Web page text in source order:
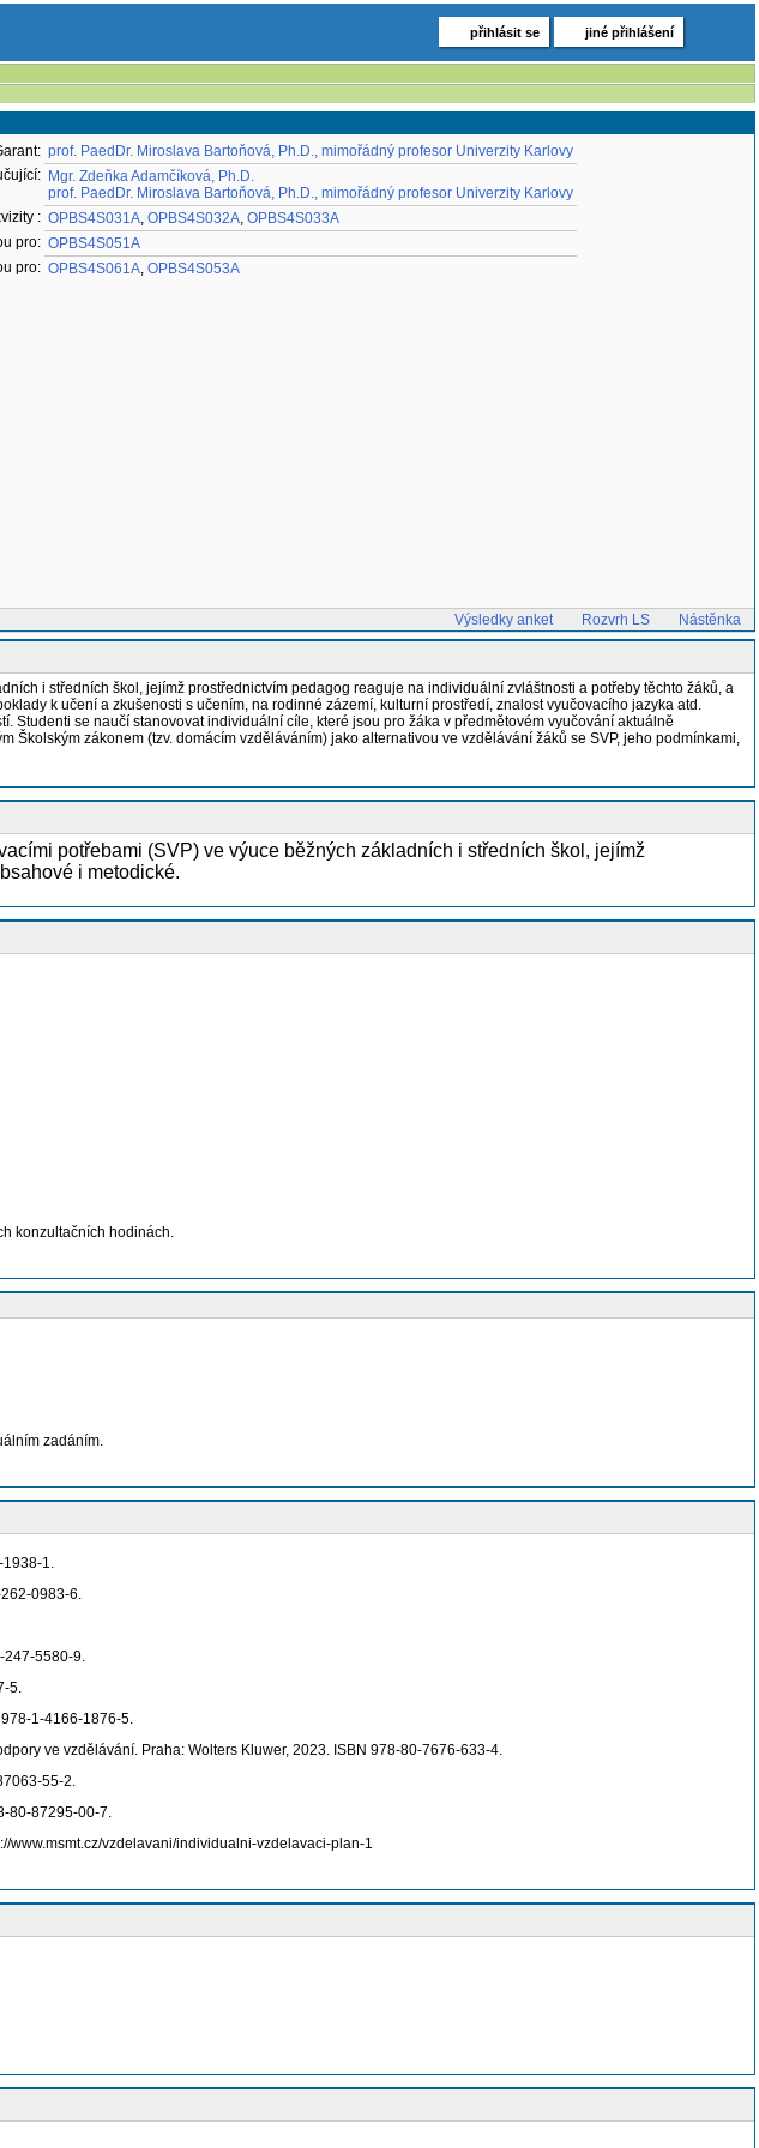
přihlásit se jiné přihlášení
prof. PaedDr. Miroslava Bartoňová, Ph.D., mimořádný profesor Univerzity Karlovy
Mgr. Zdeňka Adamčíková, Ph.D.
prof. PaedDr. Miroslava Bartoňová, Ph.D., mimořádný profesor Univerzity Karlovy
: OPBS4S031A, OPBS4S032A, OPBS4S033A
pro: OPBS4S051A
pro: OPBS4S061A, OPBS4S053A
Výsledky anket Rozvrh LS Nástěnka
i středních škol, jejímž prostřednictvím pedagog reaguje na individuální zvláštnosti a potřeby těchto žáků, a
k učení a zkušenosti s učením, na rodinné zázemí, kulturní prostředí, znalost vyučovacího jazyka atd.
se naučí stanovovat individuální cíle, které jsou pro žáka v předmětovém vyučování aktuálně
zákonem (tzv. domácím vzděláváním) jako alternativou ve vzdělávání žáků se SVP, jeho podmínkami,
potřebami (SVP) ve výuce běžných základních i středních škol, jejímž
i metodické.
konzultačních hodinách.
zadáním.
1938-1.
0983-6.
247-5580-9.
5.
1-4166-1876-5.
ve vzdělávání. Praha: Wolters Kluwer, 2023. ISBN 978-80-7676-633-4.
55-2.
80-87295-00-7.
www.msmt.cz/vzdelavani/individualni-vzdelavaci-plan-1